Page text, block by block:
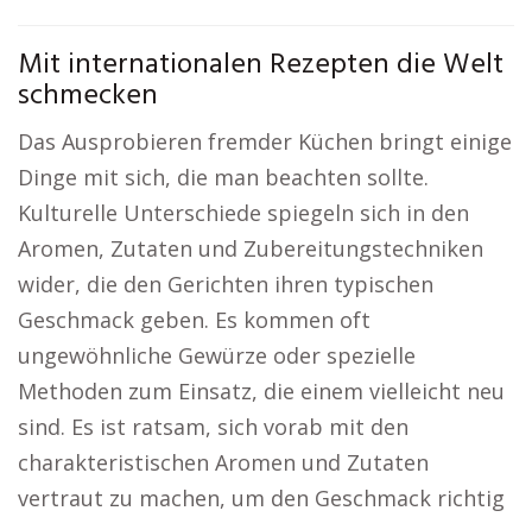
Mit internationalen Rezepten die Welt
schmecken
Das Ausprobieren fremder Küchen bringt einige
Dinge mit sich, die man beachten sollte.
Kulturelle Unterschiede spiegeln sich in den
Aromen, Zutaten und Zubereitungstechniken
wider, die den Gerichten ihren typischen
Geschmack geben. Es kommen oft
ungewöhnliche Gewürze oder spezielle
Methoden zum Einsatz, die einem vielleicht neu
sind. Es ist ratsam, sich vorab mit den
charakteristischen Aromen und Zutaten
vertraut zu machen, um den Geschmack richtig